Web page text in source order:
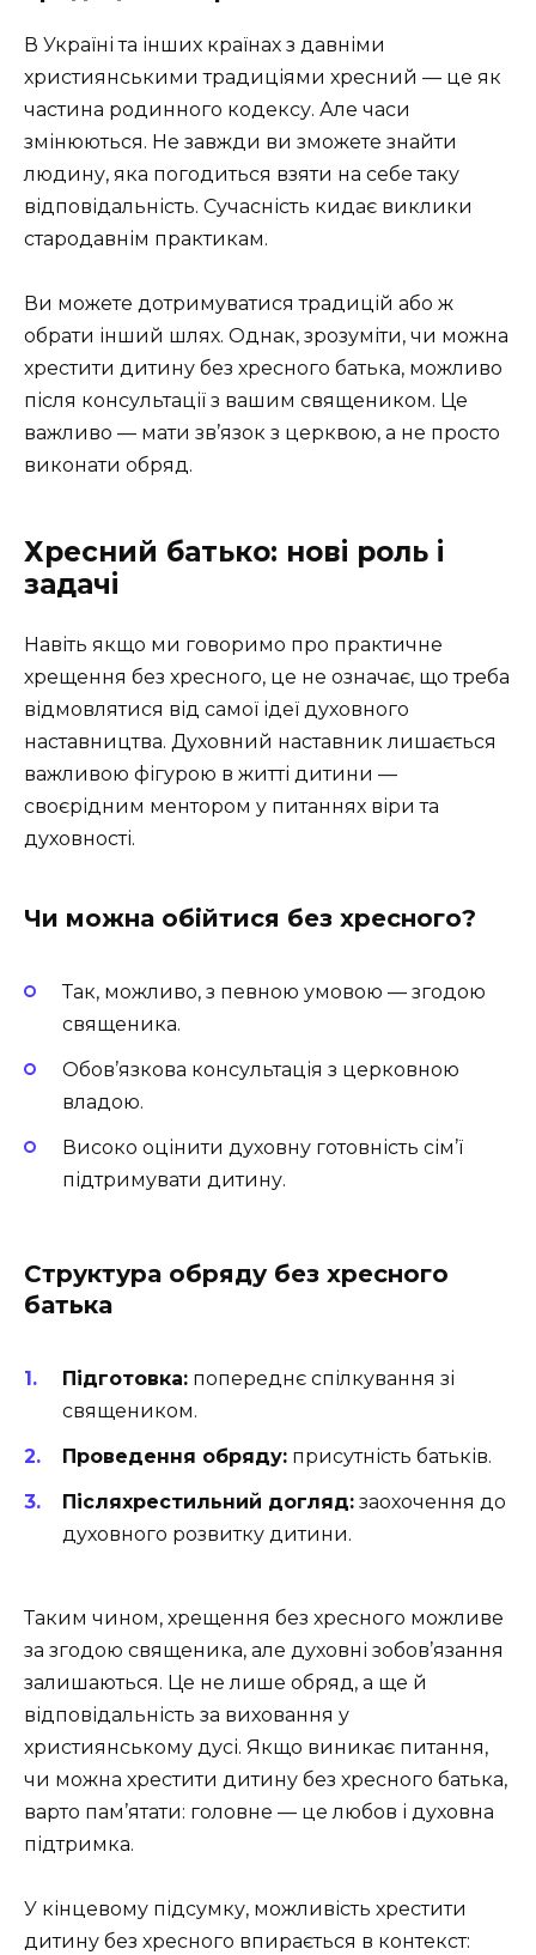
В Україні та інших країнах з давніми
християнськими традиціями хресний — це як
частина родинного кодексу. Але часи
змінюються. Не завжди ви зможете знайти
людину, яка погодиться взяти на себе таку
відповідальність. Сучасність кидає виклики
стародавнім практикам.
Ви можете дотримуватися традицій або ж
обрати інший шлях. Однак, зрозуміти, чи можна
хрестити дитину без хресного батька, можливо
після консультації з вашим священиком. Це
важливо — мати зв’язок з церквою, а не просто
виконати обряд.
Хресний батько: нові роль і
задачі
Навіть якщо ми говоримо про практичне
хрещення без хресного, це не означає, що треба
відмовлятися від самої ідеї духовного
наставництва. Духовний наставник лишається
важливою фігурою в житті дитини —
своєрідним ментором у питаннях віри та
духовності.
Чи можна обійтися без хресного?
Так, можливо, з певною умовою — згодою
священика.
Обов’язкова консультація з церковною
владою.
Високо оцінити духовну готовність сім’ї
підтримувати дитину.
Структура обряду без хресного
батька
Підготовка: попереднє спілкування зі
священиком.
Проведення обряду: присутність батьків.
Післяхрестильний догляд: заохочення до
духовного розвитку дитини.
Таким чином, хрещення без хресного можливе
за згодою священика, але духовні зобов’язання
залишаються. Це не лише обряд, а ще й
відповідальність за виховання у
християнському дусі. Якщо виникає питання,
чи можна хрестити дитину без хресного батька,
варто пам’ятати: головне — це любов і духовна
підтримка.
У кінцевому підсумку, можливість хрестити
дитину без хресного впирається в контекст: